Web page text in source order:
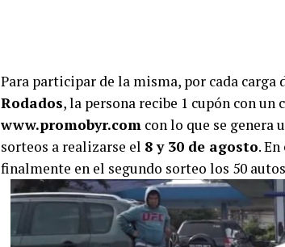
Para participar de la misma, por cada carga
Rodados, la persona recibe 1 cupón con
www.promobyr.com con lo que se genera
sorteos a realizarse el 8 y 30 de agosto.
finalmente en el segundo sorteo los 50